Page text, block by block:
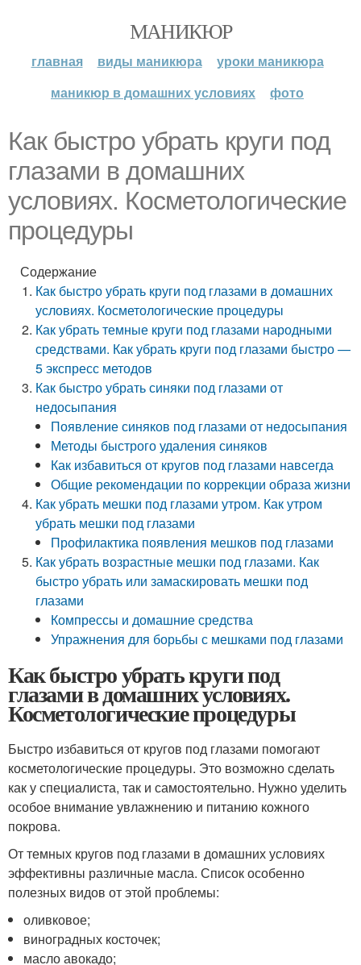
МАНИКЮР
главная виды маникюра
уроки маникюра
маникюр в домашних условиях
фото
Как быстро убрать круги под
глазами в домашних
условиях. Косметологические
процедуры
Содержание
Как быстро убрать круги под глазами в домашних
условиях. Косметологические процедуры
Как убрать темные круги под глазами народными
средствами. Как убрать круги под глазами быстро —
5 экспресс методов
Как быстро убрать синяки под глазами от
недосыпания
Появление синяков под глазами от недосыпания
Методы быстрого удаления синяков
Как избавиться от кругов под глазами навсегда
Общие рекомендации по коррекции образа жизни
Как убрать мешки под глазами утром. Как утром
убрать мешки под глазами
Профилактика появления мешков под глазами
Как убрать возрастные мешки под глазами. Как
быстро убрать или замаскировать мешки под
глазами
Компрессы и домашние средства
Упражнения для борьбы с мешками под глазами
Как быстро убрать круги под
глазами в домашних условиях.
Косметологические процедуры
Быстро избавиться от кругов под глазами помогают
косметологические процедуры. Это возможно сделать
как у специалиста, так и самостоятельно. Нужно уделить
особое внимание увлажнению и питанию кожного
покрова.
От темных кругов под глазами в домашних условиях
эффективны различные масла. Список особенно
полезных видов от этой проблемы:
оливковое;
виноградных косточек;
масло авокадо;